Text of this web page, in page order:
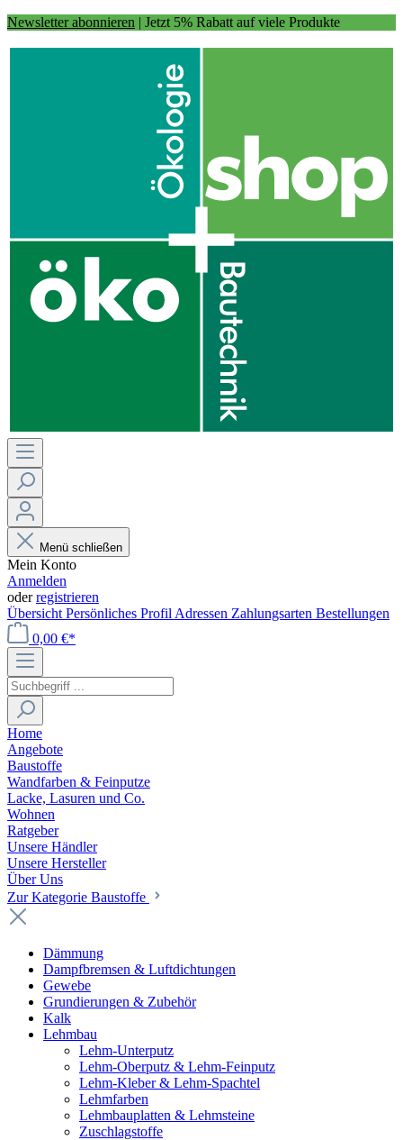
Newsletter abonnieren | Jetzt 5% Rabatt auf viele Produkte
Menü schließen
Mein Konto
Anmelden
oderregistrieren
Übersicht Persönliches Profil Adressen Zahlungsarten Bestellungen
0,00 €*
Home
Angebote
Baustoffe
Wandfarben & Feinputze
Lacke, Lasuren und Co.
Wohnen
Ratgeber
Unsere Händler
Unsere Hersteller
Über Uns
Zur Kategorie Baustoffe
Dämmung
Dampfbremsen & Luftdichtungen
Gewebe
Grundierungen & Zubehör
Kalk
Lehmbau
Lehm-Unterputz
Lehm-Oberputz & Lehm-Feinputz
Lehm-Kleber & Lehm-Spachtel
Lehmfarben
Lehmbauplatten & Lehmsteine
Zuschlagstoffe